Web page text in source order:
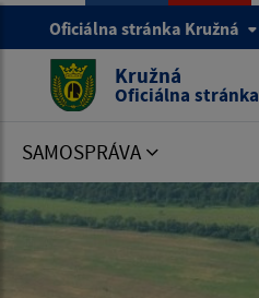
Oficiálna stránka Kružná
Kružná
Oficiálna stránka
SAMOSPRÁVA